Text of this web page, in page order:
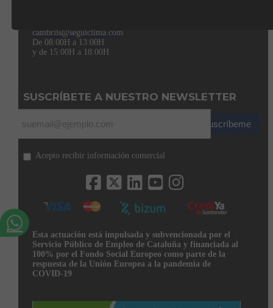
cambrils@seguiclima.com
De 08:00H a 13:00H
y de 15:00H a 18:00H
SUSCRÍBETE A NUESTRO NEWSLETTER
Suscríbeme
Acepto recibir información comercial
Esta actuación está impulsada y subvencionada por el
Servicio Público de Empleo de Cataluña y financiada al
100% por el Fondo Social Europeo como parte de la
respuesta de la Unión Europea a la pandemia de
COVID-19